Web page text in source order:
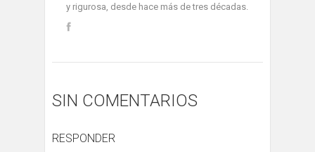
y rigurosa, desde hace más de tres décadas.
SIN COMENTARIOS
RESPONDER